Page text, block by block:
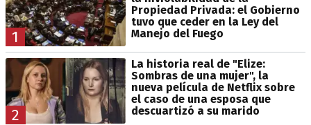
1
Propiedad Privada: el Gobierno
tuvo que ceder en la Ley del
Manejo del Fuego
2
La historia real de "Elize:
Sombras de una mujer", la
nueva película de Netflix sobre
el caso de una esposa que
descuartizó a su marido